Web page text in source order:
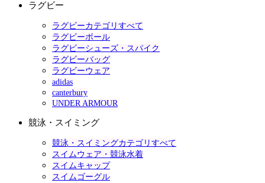
ラグビー
ラグビーカテゴリすべて
ラグビーボール
ラグビーシューズ・スパイク
ラグビーバッグ
ラグビーウェア
adidas
canterbury
UNDER ARMOUR
競泳・スイミング
競泳・スイミングカテゴリすべて
スイムウェア・競泳水着
スイムキャップ
スイムゴーグル